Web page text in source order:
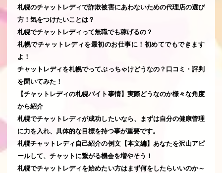
札幌のチャットレディで詐欺被害にあわないための代理店の選び
方！気をつけたいことは？
札幌でチャットレディって無職でも稼げるの？
札幌でチャットレディを最初のお仕事に！初めてでもできます
よ！
チャットレディを札幌でってぶっちゃけどうなの？口コミ・評判
を聞いてみた！
【チャットレディの札幌バイト事情】実際どうなのか様々な角度
から紹介
札幌でチャットレディが成功したいなら、まずは自分の健康管理
に力を入れ、具体的な目標を持つ事が重要です。
札幌チャットレディ自己紹介の例文【本文編】あなたを沢山アピ
ールして、チャットに繋がる機会を増やそう！
札幌でチャットレディを始めたい方はまず何をしたらいいのか～